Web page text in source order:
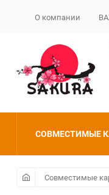
О компании
Brother
СОВМЕСТИМЫЕ
Совместимые